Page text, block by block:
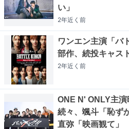
い」
2年近く 前
ワンエン主演「バ
部作、続投キャス
2年近く 前
ONE N' ONLY主
続々、颯斗「恥ず
直弥「映画観て」